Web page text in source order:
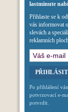
lastminute
Přihlaste se k
vás informovat
slevách a
reklamních
Po přihlášení
potvrzovací e-
potvrdit.